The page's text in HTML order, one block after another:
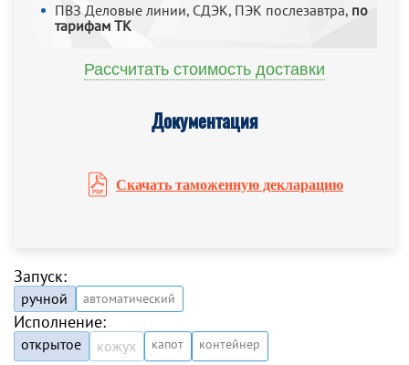
ПВЗ Деловые линии, СДЭК, ПЭК послезавтра, по
тарифам ТК
Рассчитать стоимость доставки
Документация
Скачать таможенную декларацию
Запуск:
ручной автоматический
Исполнение:
открытое кожух капот контейнер